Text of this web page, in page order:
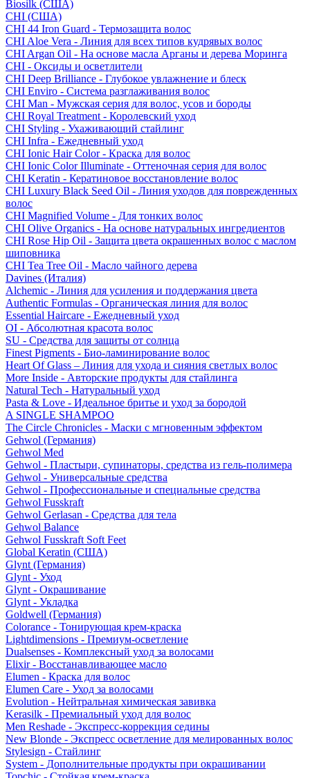
Biosilk (США)
CHI (США)
CHI 44 Iron Guard - Термозащита волос
CHI Aloe Vera - Линия для всех типов кудрявых волос
CHI Argan Oil - На основе масла Арганы и дерева Моринга
CHI - Оксиды и осветлители
CHI Deep Brilliance - Глубокое увлажнение и блеск
CHI Enviro - Система разглаживания волос
CHI Man - Мужская серия для волос, усов и бороды
CHI Royal Treatment - Королевский уход
CHI Styling - Ухаживающий стайлинг
CHI Infra - Ежедневный уход
CHI Ionic Hair Color - Краска для волос
CHI Ionic Color Illuminate - Оттеночная серия для волос
CHI Keratin - Кератиновое восстановление волос
CHI Luxury Black Seed Oil - Линия уходов для поврежденных
волос
CHI Magnified Volume - Для тонких волос
CHI Olive Organics - На основе натуральных ингредиентов
CHI Rose Hip Oil - Защита цвета окрашенных волос с маслом
шиповника
CHI Tea Tree Oil - Масло чайного дерева
Davines (Италия)
Alchemic - Линия для усиления и поддержания цвета
Authentic Formulas - Органическая линия для волос
Essential Haircare - Eжедневный уход
OI - Абсолютная красота волос
SU - Средства для защиты от солнца
Finest Pigments - Био-ламинирование волос
Heart Of Glass – Линия для ухода и сияния светлых волос
More Inside - Авторские продукты для стайлинга
Natural Tech - Натуральный уход
Pasta & Love - Идеальное бритье и уход за бородой
A SINGLE SHAMPOO
The Circle Chronicles - Маски с мгновенным эффектом
Gehwol (Германия)
Gehwol Med
Gehwol - Пластыри, супинаторы, средства из гель-полимера
Gehwol - Универсальные средства
Gehwol - Профессиональные и специальные средства
Gehwol Fusskraft
Gehwol Gerlasan - Средства для тела
Gehwol Balance
Gehwol Fusskraft Soft Feet
Global Keratin (США)
Glynt (Германия)
Glynt - Уход
Glynt - Окрашивание
Glynt - Укладка
Goldwell (Германия)
Colorance - Тонирующая крем-краска
Lightdimensions - Премиум-осветление
Dualsenses - Комплексный уход за волосами
Elixir - Восстанавливающее масло
Elumen - Краска для волос
Elumen Care - Уход за волосами
Evolution - Нейтральная химическая завивка
Kerasilk - Премиальный уход для волос
Men Reshade - Экспресс-коррекция седины
New Blonde - Экспресс осветление для мелированных волос
Stylesign - Стайлинг
System - Дополнительные продукты при окрашивании